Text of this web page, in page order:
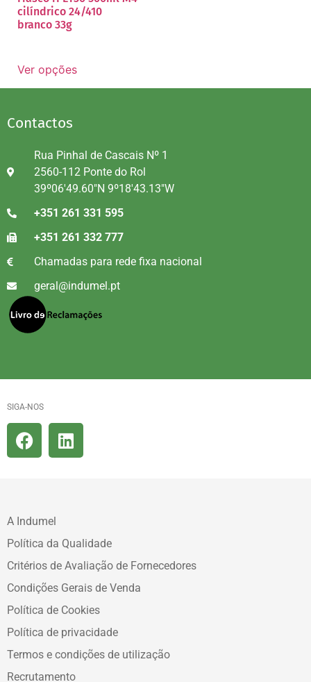
cilíndrico 24/410
branco 33g
Ver opções
Contactos
Rua Pinhal de Cascais Nº 1
2560-112 Ponte do Rol
39º06'49.60"N 9º18'43.13"W
+351 261 331 595
+351 261 332 777
Chamadas para rede fixa nacional
geral@indumel.pt
SIGA-NOS
A Indumel
Política da Qualidade
Critérios de Avaliação de Fornecedores
Condições Gerais de Venda
Política de Cookies
Política de privacidade
Termos e condições de utilização
Recrutamento